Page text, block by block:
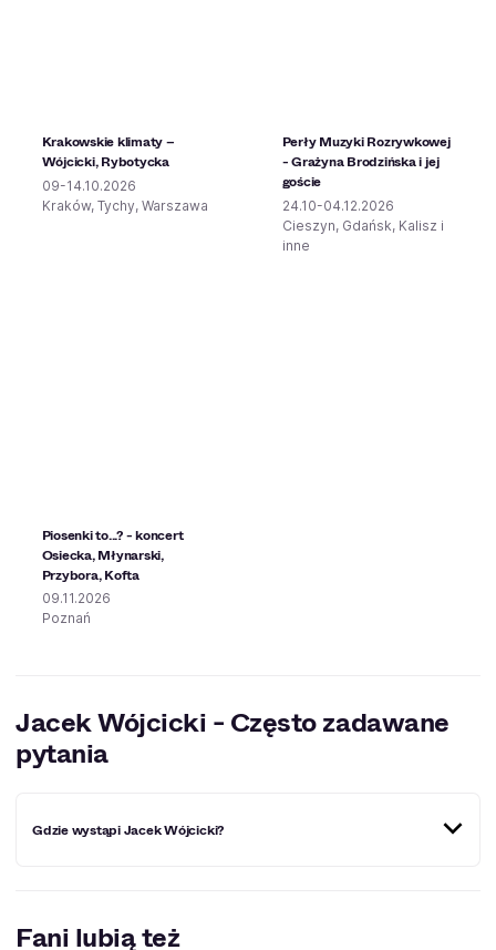
Krakowskie klimaty –
Wójcicki, Rybotycka
09-14.10.2026
Kraków, Tychy, Warszawa
Perły Muzyki Rozrywkowej
- Grażyna Brodzińska i jej
goście
24.10-04.12.2026
Cieszyn, Gdańsk, Kalisz i
inne
Piosenki to...? - koncert
Osiecka, Młynarski,
Przybora, Kofta
09.11.2026
Poznań
Jacek Wójcicki - Często zadawane
pytania
Gdzie wystąpi Jacek Wójcicki?
najbliższym czasie:
Fani lubią też